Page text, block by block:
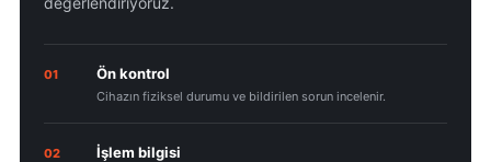
01 Ön kontrol
Cihazın fiziksel durumu ve bildirilen sorun incelenir.
02 İşlem bilgisi